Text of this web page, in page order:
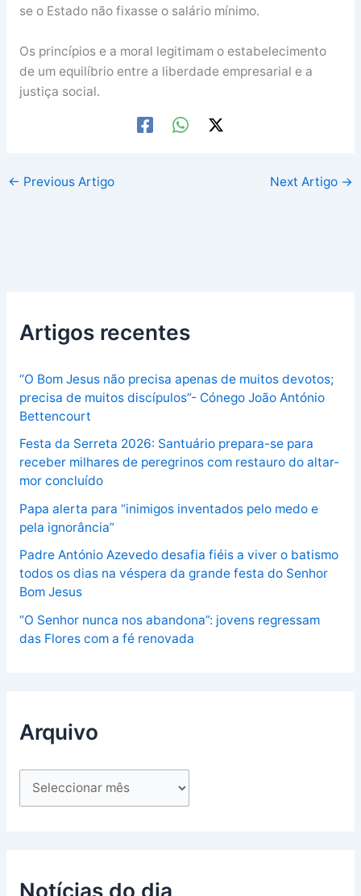
se o Estado não fixasse o salário mínimo.
Os princípios e a moral legitimam o estabelecimento
de um equilíbrio entre a liberdade empresarial e a
justiça social.
← Previous Artigo Next Artigo →
Artigos recentes
“O Bom Jesus não precisa apenas de muitos devotos;
precisa de muitos discípulos”- Cónego João António
Bettencourt
Festa da Serreta 2026: Santuário prepara-se para
receber milhares de peregrinos com restauro do altar-
mor concluído
Papa alerta para “inimigos inventados pelo medo e
pela ignorância”
Padre António Azevedo desafia fiéis a viver o batismo
todos os dias na véspera da grande festa do Senhor
Bom Jesus
“O Senhor nunca nos abandona”: jovens regressam
das Flores com a fé renovada
Arquivo
Notícias do dia